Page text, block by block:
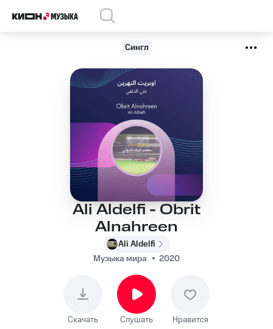
Сингл
Ali Aldelfi - Obrit
Alnahreen
Ali Aldelfi
Музыка мира
2020
Скачать Слушать Нравится